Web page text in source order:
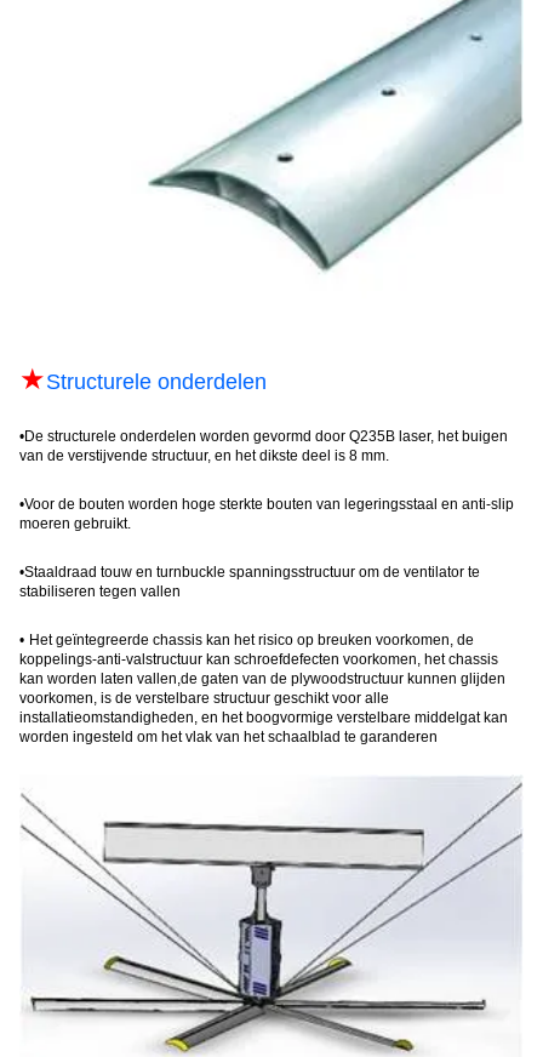
★Structurele onderdelen
•De structurele onderdelen worden gevormd door Q235B laser, het buigen
van de verstijvende structuur, en het dikste deel is 8 mm.
•Voor de bouten worden hoge sterkte bouten van legeringsstaal en anti-slip
moeren gebruikt.
•Staaldraad touw en turnbuckle spanningsstructuur om de ventilator te
stabiliseren tegen vallen
• Het geïntegreerde chassis kan het risico op breuken voorkomen, de
koppelings-anti-valstructuur kan schroefdefecten voorkomen, het chassis
kan worden laten vallen,de gaten van de plywoodstructuur kunnen glijden
voorkomen, is de verstelbare structuur geschikt voor alle
installatieomstandigheden, en het boogvormige verstelbare middelgat kan
worden ingesteld om het vlak van het schaalblad te garanderen